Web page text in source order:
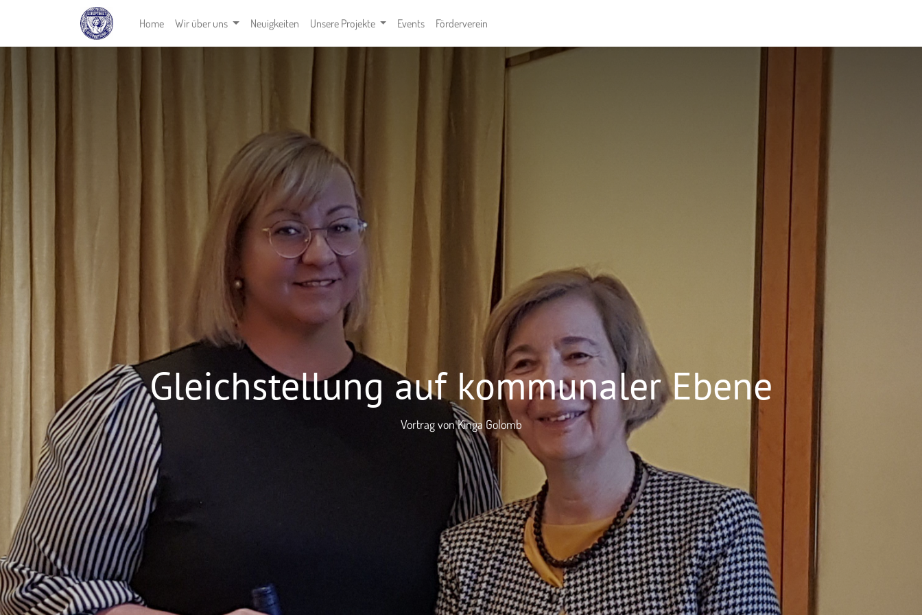
Home Wir über uns Neuigkeiten Unsere Projekte Events Förderverein
Gleichstellung auf kommunaler Ebene
Vortrag von Kinga Golomb
Wie können wir helfen?
Kontaktieren Sie uns
jederzeit
07041 45880
Schreiben Sie uns eine Nachricht
praesidentin@clubpforzheim.soroptimist.de